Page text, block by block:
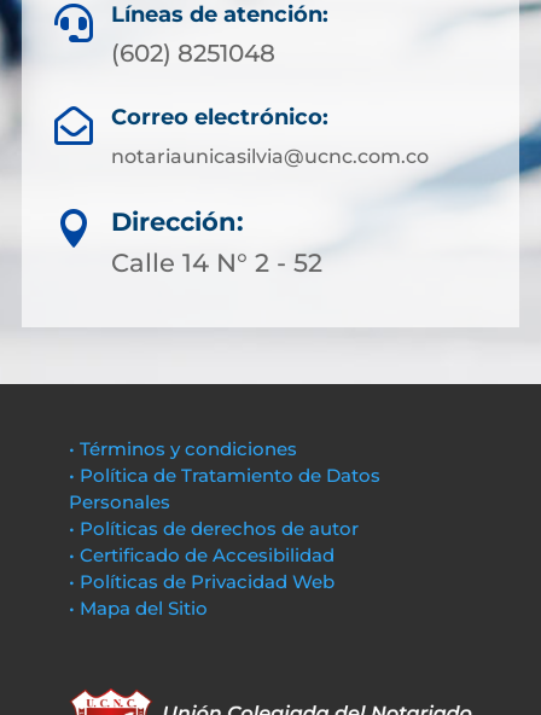
 Líneas de atención:
(602) 8251048
 Correo electrónico:
notariaunicasilvia@ucnc.com.co

Dirección:
Calle 14 N° 2 - 52
• Términos y condiciones
• Política de Tratamiento de Datos
Personales
• Políticas de derechos de autor
• Certificado de Accesibilidad
• Políticas de Privacidad Web
• Mapa del Sitio